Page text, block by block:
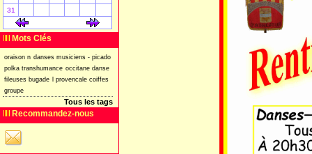
31
Mots Clés
oraison n danses musiciens - picado
polka transhumance occitane danse
fileuses bugade provencale coiffes
groupe
Tous les tags
Recommandez-nous